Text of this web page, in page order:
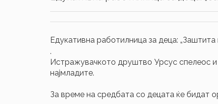
Едукативна работилница за деца: „Заштита
.
Истражувачкото друштво Урсус спелеос и
најмладите.
За време на средбата со децата ќе бидат